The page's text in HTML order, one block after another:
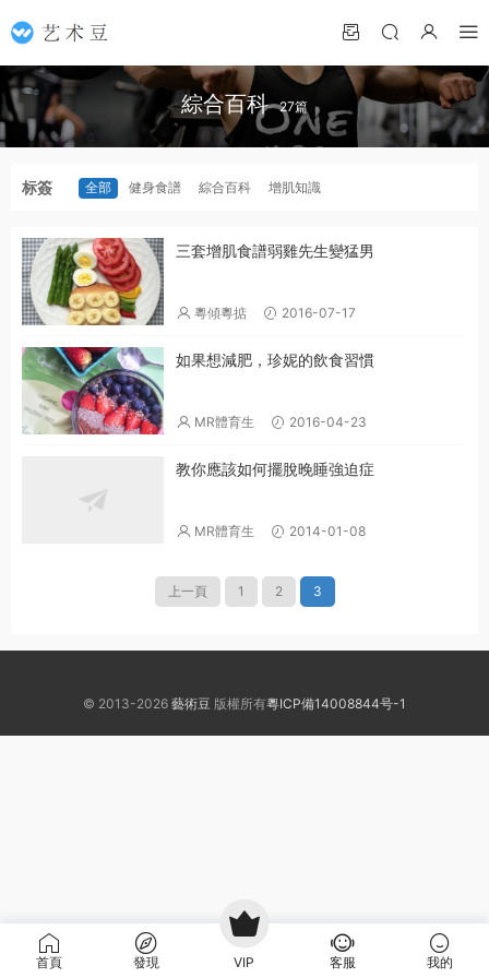
綜合百科 27篇
标簽 全部 健身食譜 綜合百科 增肌知識
三套增肌食譜弱雞先生變猛男
粵傾粵掂 2016-07-17
如果想減肥，珍妮的飲食習慣
MR體育生 2016-04-23
教你應該如何擺脫晚睡強迫症
MR體育生 2014-01-08
上一頁 1 2 3
© 2013-2026 藝術豆 版權所有粵ICP備14008844号-1
首頁 發現 VIP 客服 我的